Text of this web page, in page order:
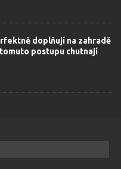
doplňují na zahradě
postupu chutnají